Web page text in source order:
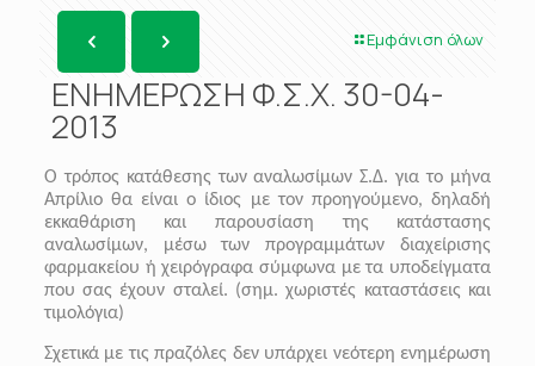
Εμφάνιση όλων
ΕΝΗΜΕΡΩΣΗ Φ.Σ.Χ. 30-04-
2013
Ο τρόπος κατάθεσης των αναλωσίμων Σ.Δ. για το μήνα
Απρίλιο θα είναι ο ίδιος με τον προηγούμενο, δηλαδή
εκκαθάριση και παρουσίαση της κατάστασης
αναλωσίμων, μέσω των προγραμμάτων διαχείρισης
φαρμακείου ή χειρόγραφα σύμφωνα με τα υποδείγματα
που σας έχουν σταλεί. (σημ. χωριστές καταστάσεις και
τιμολόγια)
Σχετικά με τις πραζόλες δεν υπάρχει νεότερη ενημέρωση